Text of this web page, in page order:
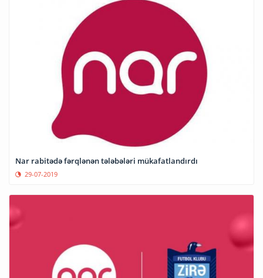
Nar rabitədə fərqlənən tələbələri mükafatlandırdı
29-07-2019